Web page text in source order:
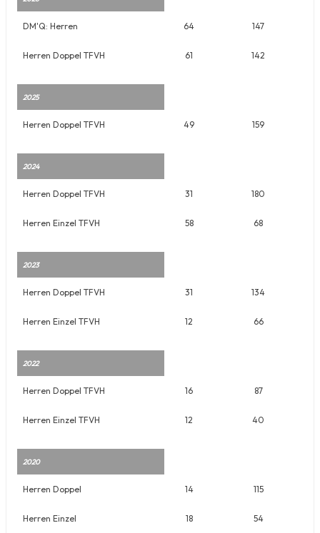
DM'Q: Herren 64 147
Herren Doppel TFVH 61 142
2025
Herren Doppel TFVH 49 159
2024
Herren Doppel TFVH 31 180
Herren Einzel TFVH 58 68
2023
Herren Doppel TFVH 31 134
Herren Einzel TFVH 12 66
2022
Herren Doppel TFVH 16 87
Herren Einzel TFVH 12 40
2020
Herren Doppel 14 115
Herren Einzel 18 54